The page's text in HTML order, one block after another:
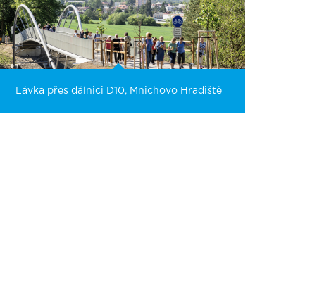
Lávka přes dálnici D10, Mnichovo Hradiště